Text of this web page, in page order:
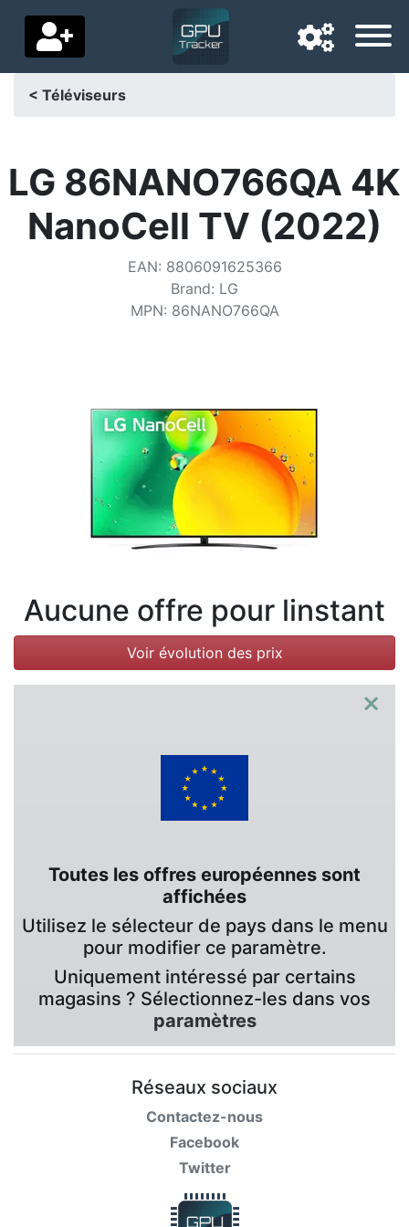
Pays de livraison
Accueil
Conditions
Catégories
< Téléviseurs
LG 86NANO766QA 4K
NanoCell TV (2022)
EAN: 8806091625366
Brand: LG
MPN: 86NANO766QA
Aucune offre pour linstant
Voir évolution des prix
×
Toutes les offres européennes sont
affichées
Utilisez le sélecteur de pays dans le menu
pour modifier ce paramètre.
Uniquement intéressé par certains
magasins ? Sélectionnez-les dans vos
paramètres
Réseaux sociaux
Contactez-nous
Facebook
Twitter